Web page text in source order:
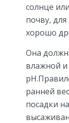
солнце
почву,
хорошо
Она
влажной
ранней
посадки